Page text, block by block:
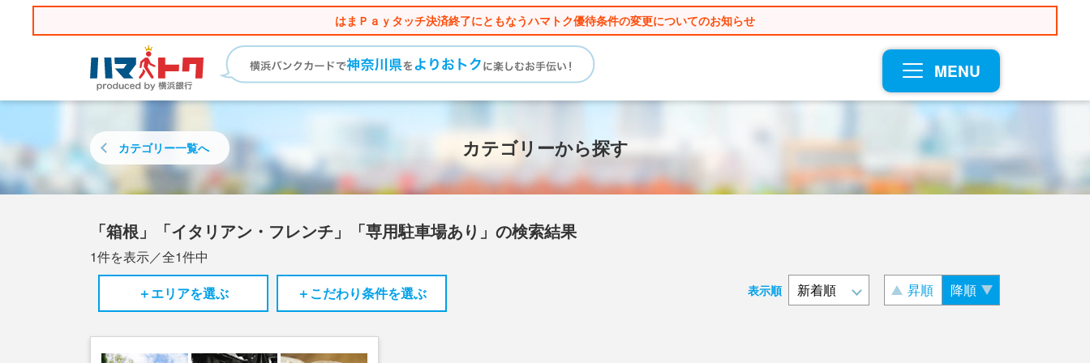
はまＰａｙタッチ決済終了にともなうハマトク優待条件の変更についてのお知らせ
MENU
カテゴリーから探す
カテゴリー一覧へ
「箱根」「イタリアン・フレンチ」「専用駐車場あり」の検索結果
1件を表示／全1件中
＋エリアを選ぶ
＋こだわり条件を選ぶ 表示順 昇順 降順